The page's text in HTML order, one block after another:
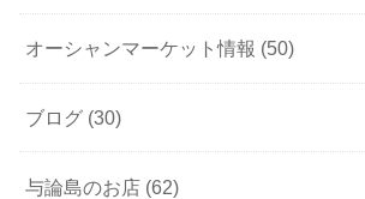
オーシャンマーケット情報 (50)
ブログ (30)
与論島のお店 (62)